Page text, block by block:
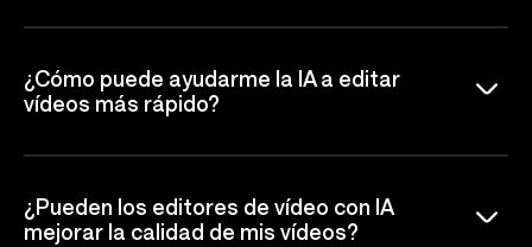
¿Cómo puede ayudarme la IA a editar
vídeos más rápido?
¿Pueden los editores de vídeo con IA
mejorar la calidad de mis vídeos?